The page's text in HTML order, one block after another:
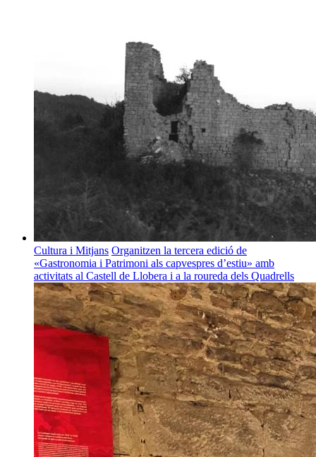
Cultura i Mitjans Organitzen la tercera edició de
«Gastronomia i Patrimoni als capvespres d’estiu» amb
activitats al Castell de Llobera i a la roureda dels Quadrells